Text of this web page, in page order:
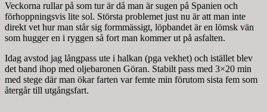
Veckorna rullar på som tur är då man är sugen på Spanien och
förhoppningsvis lite sol. Största problemet just nu är att man inte
direkt vet hur man står sig formmässigt, löpbandet är en lömsk vän
som hugger en i ryggen så fort man kommer ut på asfalten.
Idag avstod jag långpass ute i halkan (pga vekhet) och istället blev
det band ihop med oljebaronen Göran. Stabilt pass med 3×20 min
med stege där man ökar farten var femte min förutom sista fem som
återgår till utgångsfart.